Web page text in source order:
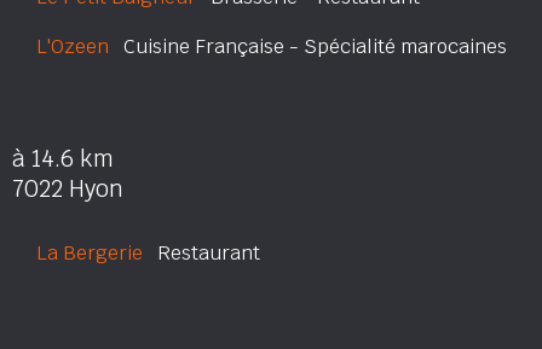
L'Ozeen Cuisine Française - Spécialité marocaines
à 14.6 km
7022 Hyon
La Bergerie Restaurant